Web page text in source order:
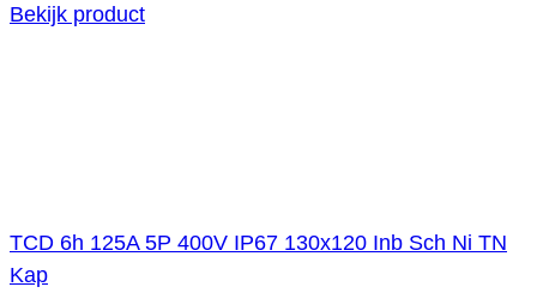
Bekijk product
TCD 6h 125A 5P 400V IP67 130x120 Inb Sch Ni TN
Kap